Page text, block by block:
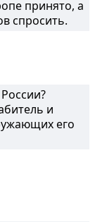
принято, а
спросить.
и
его